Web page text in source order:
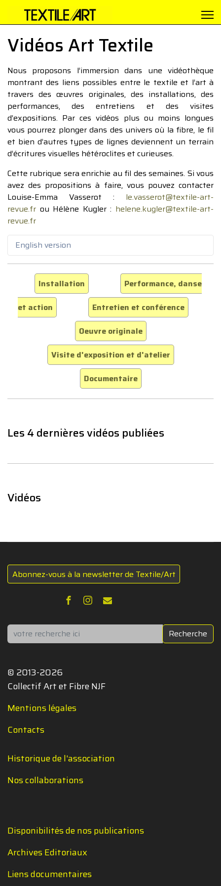
Vidéos Art Textile
Nous proposons l’immersion dans une vidéothèque
montrant des liens possibles entre le textile et l’art à
travers des œuvres originales, des installations, des
performances, des entretiens et des visites
d’expositions. Par ces vidéos plus ou moins longues
vous pourrez plonger dans des univers où la fibre, le fil
et bien d’autres types de lignes deviennent un terrain
d’écritures visuelles hétéroclites et curieuses.
Cette rubrique sera enrichie au fil des semaines. Si vous
avez des propositions à faire, vous pouvez contacter
Louise-Emma Vasserot : le.vasserot@textile-art-
revue.fr ou Hélène Kugler : helene.kugler@textile-art-
revue.fr
English version
Installation
Performance, danse
et action
Entretien et conférence
Oeuvre originale
Visite d'exposition et d'atelier
Documentaire
Les 4 dernières vidéos publiées
Vidéos
Abonnez-vous à la newsletter de Textile/Art
Rechercher Recherche
© 2013-2026
Collectif Art et Fibre NJF
Mentions légales
Contacts
Historique de l'association
Nos collaborations
Disponibilités de nos publications
Archives Editoriaux
Liens documentaires